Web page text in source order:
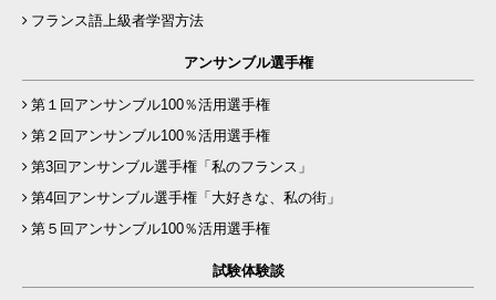
フランス語上級者学習方法
アンサンブル選手権
第１回アンサンブル100％活用選手権
第２回アンサンブル100％活用選手権
第3回アンサンブル選手権「私のフランス」
第4回アンサンブル選手権「大好きな、私の街」
第５回アンサンブル100％活用選手権
試験体験談